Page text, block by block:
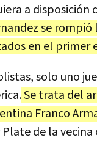
a disposición
se rompió
en el primer
solo uno
Se trata del
Franco
Plate de la